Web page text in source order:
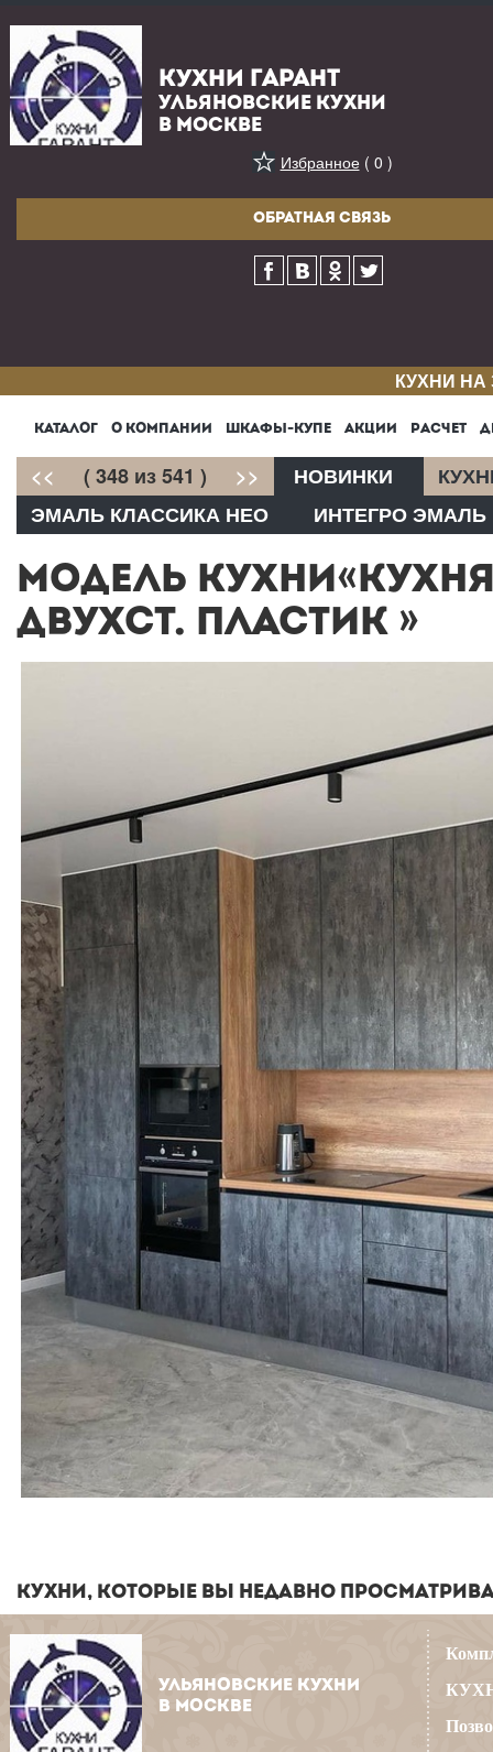
КУХНИ ГАРАНТ
УЛЬЯНОВСКИЕ КУХНИ
В МОСКВЕ
Избранное( 0 )
ОБРАТНАЯ СВЯЗЬ
КУХНИ
КАТАЛОГ О КОМПАНИИ ШКАФЫ-КУПЕ АКЦИИ РАСЧЕТ
<< ( 348 из 541 ) >> НОВИНКИ
ЭМАЛЬ КЛАССИКА НЕО
ИНТЕГРО ЭМАЛЬ
МОДЕЛЬ
ДВУХСТ. ПЛАСТИК »
КУХНИ, КОТОРЫЕ ВЫ НЕДАВНО
УЛЬЯНОВСКИЕ КУХНИ
В МОСКВЕ